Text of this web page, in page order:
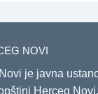
NOVI
je javna
Herceg